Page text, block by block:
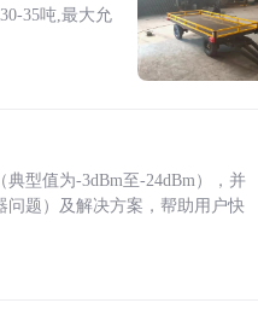
35吨,最大允
型值为-3dBm至-24dBm），并
问题）及解决方案，帮助用户快